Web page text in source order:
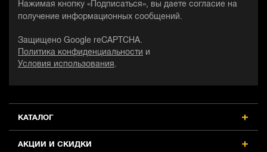
КАТАЛОГ
АКЦИИ И СКИДКИ
Нажимая кнопку «Подписаться», вы даете согласие на
получение информационных сообщений.
Защищено Google reCAPTCHA.
Политика конфиденциальности
и
Условия использования .